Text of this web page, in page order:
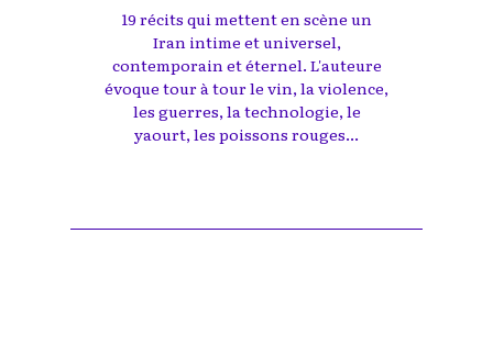
19 récits qui mettent en scène un
Iran intime et universel,
contemporain et éternel. L'auteure
évoque tour à tour le vin, la violence,
les guerres, la technologie, le
yaourt, les poissons rouges...